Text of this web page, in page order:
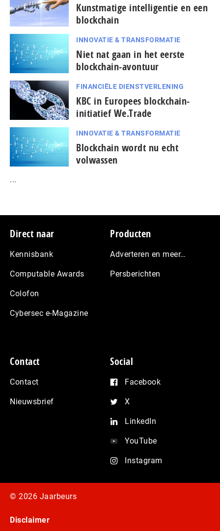
Kunstmatige intelligentie en een
blockchain
INNOVATIE & TRANSFORMATIE
Niet nat gaan in het eerste
blockchain-avontuur
FINANCIËLE DIENSTVERLENING
KBC in Europees blockchain-
initiatief We.Trade
INNOVATIE & TRANSFORMATIE
Blockchain wordt nu echt
volwassen
...
Footer
Direct naar
Kennisbank
Computable Awards
Colofon
Cybersec e-Magazine
Producten
Adverteren en meer…
Persberichten
Contact
Contact
Nieuwsbrief
Social
Facebook
X
LinkedIn
YouTube
Instagram
© 2026 Jaarbeurs
Disclaimer